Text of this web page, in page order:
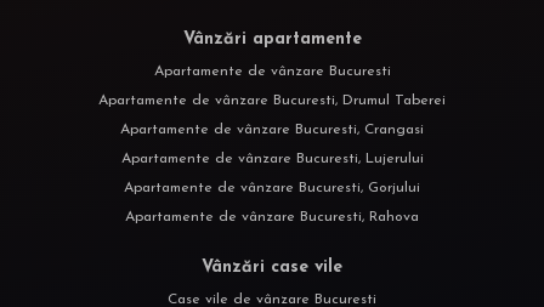
Vânzări apartamente
Apartamente de vânzare Bucuresti
Apartamente de vânzare Bucuresti, Drumul Taberei
Apartamente de vânzare Bucuresti, Crangasi
Apartamente de vânzare Bucuresti, Lujerului
Apartamente de vânzare Bucuresti, Gorjului
Apartamente de vânzare Bucuresti, Rahova
Vânzări case vile
Case vile de vânzare Bucuresti